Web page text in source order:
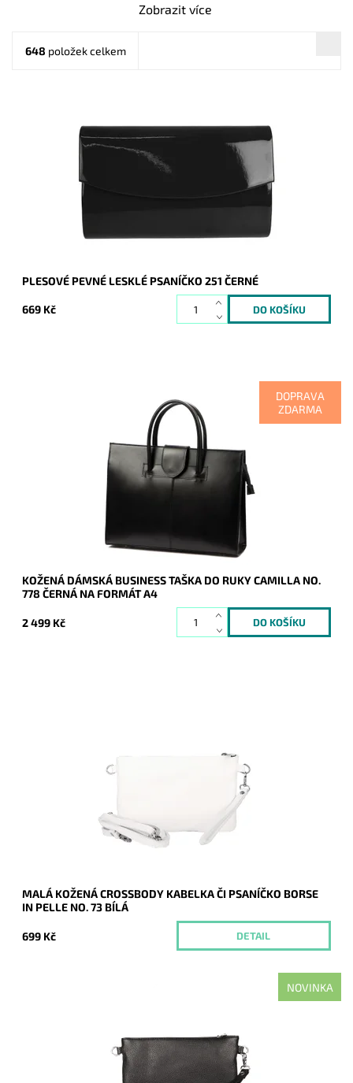
Zobrazit více
648 položek celkem
Elegantní lesklé pevné psaníčko v černé barvě je nezbytným
doplňkem a doprovodí ženu nejen do společnosti.
Skladem
PLESOVÉ PEVNÉ LESKLÉ PSANÍČKO 251 ČERNÉ
669 Kč
DOPRAVA
ZDARMA
Velmi elegantní, originální, praktická, velká a cenově dostupná
je tato černá kožená dámská business taška do ruky Camilla
na dokumenty o ...
Skladem
20908
Camilla (Itálie)
2 roky
KOŽENÁ DÁMSKÁ BUSINESS TAŠKA DO RUKY CAMILLA NO.
778 ČERNÁ NA FORMÁT A4
2 499 Kč
Momentálně nedostupné
2 roky
MALÁ KOŽENÁ CROSSBODY KABELKA ČI PSANÍČKO BORSE
IN PELLE NO. 73 BÍLÁ
699 Kč DETAIL
NOVINKA
Momentálně nedostupné
21042
Borse in pelle